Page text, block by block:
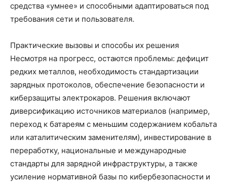
средства «умнее» и способными адаптироваться под
требования сети и пользователя.
Практические вызовы и способы их решения
Несмотря на прогресс, остаются проблемы: дефицит
редких металлов, необходимость стандартизации
зарядных протоколов, обеспечение безопасности и
киберзащиты электрокаров. Решения включают
диверсификацию источников материалов (например,
переход к батареям с меньшим содержанием кобальта
или каталитическим заменителям), инвестирование в
переработку, национальные и международные
стандарты для зарядной инфраструктуры, а также
усиление нормативной базы по кибербезопасности и